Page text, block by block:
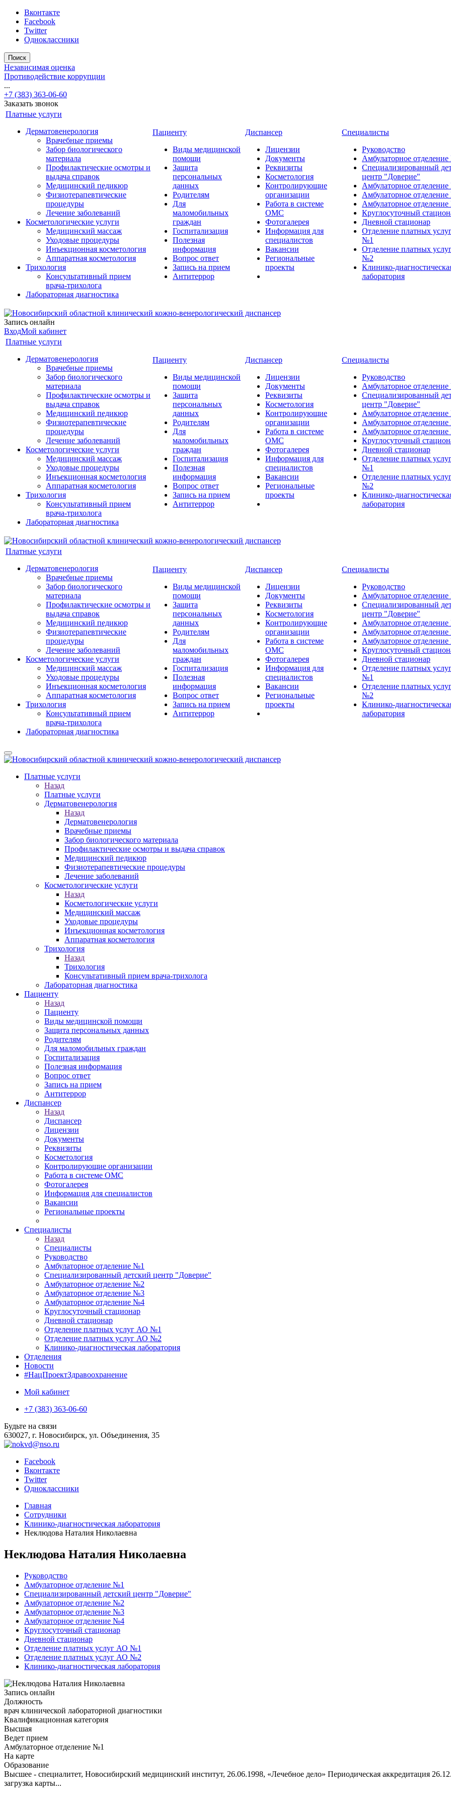
Вконтакте
Facebook
Twitter
Одноклассники
Поиск
Независимая оценка
Противодействие коррупции
...
+7 (383) 363-06-60
Заказать звонок
Платные услуги
Дерматовенерология
Врачебные приемы
Забор биологического
материала
Профилактические осмотры и
выдача справок
Медицинский педикюр
Физиотерапевтические
процедуры
Лечение заболеваний
Косметологические услуги
Медицинский массаж
Уходовые процедуры
Инъекционная косметология
Аппаратная косметология
Трихология
Консультативный прием
врача-трихолога
Лабораторная диагностика
Пациенту
Виды медицинской
помощи
Защита
персональных
данных
Родителям
Для
маломобильных
граждан
Госпитализация
Полезная
информация
Вопрос ответ
Запись на прием
Антитеррор
Диспансер
Лицензии
Документы
Реквизиты
Косметология
Контролирующие
организации
Работа в системе
ОМС
Фотогалерея
Информация для
специалистов
Вакансии
Региональные
проекты
Специалисты
Руководство
Амбулаторное
Специализированный
центр "Доверие"
Амбулаторное
Амбулаторное
Амбулаторное
Круглосуточный
Дневной стационар
Отделение платных
№1
Отделение платных
№2
Клинико-
лаборатория
Запись онлайн
ВходМой кабинет
Платные услуги
Дерматовенерология
Врачебные приемы
Забор биологического
материала
Профилактические осмотры и
выдача справок
Медицинский педикюр
Физиотерапевтические
процедуры
Лечение заболеваний
Косметологические услуги
Медицинский массаж
Уходовые процедуры
Инъекционная косметология
Аппаратная косметология
Трихология
Консультативный прием
врача-трихолога
Лабораторная диагностика
Пациенту
Виды медицинской
помощи
Защита
персональных
данных
Родителям
Для
маломобильных
граждан
Госпитализация
Полезная
информация
Вопрос ответ
Запись на прием
Антитеррор
Диспансер
Лицензии
Документы
Реквизиты
Косметология
Контролирующие
организации
Работа в системе
ОМС
Фотогалерея
Информация для
специалистов
Вакансии
Региональные
проекты
Специалисты
Руководство
Амбулаторное
Специализированный
центр "Доверие"
Амбулаторное
Амбулаторное
Амбулаторное
Круглосуточный
Дневной стационар
Отделение платных
№1
Отделение платных
№2
Клинико-
лаборатория
Платные услуги
Дерматовенерология
Врачебные приемы
Забор биологического
материала
Профилактические осмотры и
выдача справок
Медицинский педикюр
Физиотерапевтические
процедуры
Лечение заболеваний
Косметологические услуги
Медицинский массаж
Уходовые процедуры
Инъекционная косметология
Аппаратная косметология
Трихология
Консультативный прием
врача-трихолога
Лабораторная диагностика
Пациенту
Виды медицинской
помощи
Защита
персональных
данных
Родителям
Для
маломобильных
граждан
Госпитализация
Полезная
информация
Вопрос ответ
Запись на прием
Антитеррор
Диспансер
Лицензии
Документы
Реквизиты
Косметология
Контролирующие
организации
Работа в системе
ОМС
Фотогалерея
Информация для
специалистов
Вакансии
Региональные
проекты
Специалисты
Руководство
Амбулаторное
Специализированный
центр "Доверие"
Амбулаторное
Амбулаторное
Амбулаторное
Круглосуточный
Дневной стационар
Отделение платных
№1
Отделение платных
№2
Клинико-
лаборатория
Платные услуги
Назад
Платные услуги
Дерматовенерология
Назад
Дерматовенерология
Врачебные приемы
Забор биологического материала
Профилактические осмотры и выдача справок
Медицинский педикюр
Физиотерапевтические процедуры
Лечение заболеваний
Косметологические услуги
Назад
Косметологические услуги
Медицинский массаж
Уходовые процедуры
Инъекционная косметология
Аппаратная косметология
Трихология
Назад
Трихология
Консультативный прием врача-трихолога
Лабораторная диагностика
Пациенту
Назад
Пациенту
Виды медицинской помощи
Защита персональных данных
Родителям
Для маломобильных граждан
Госпитализация
Полезная информация
Вопрос ответ
Запись на прием
Антитеррор
Диспансер
Назад
Диспансер
Лицензии
Документы
Реквизиты
Косметология
Контролирующие организации
Работа в системе ОМС
Фотогалерея
Информация для специалистов
Вакансии
Региональные проекты
Специалисты
Назад
Специалисты
Руководство
Амбулаторное отделение №1
Специализированный детский центр "Доверие"
Амбулаторное отделение №2
Амбулаторное отделение №3
Амбулаторное отделение №4
Круглосуточный стационар
Дневной стационар
Отделение платных услуг АО №1
Отделение платных услуг АО №2
Клинико-диагностическая лаборатория
Отделения
Новости
#НацПроектЗдравоохранение
Мой кабинет
+7 (383) 363-06-60
Будьте на связи
630027, г. Новосибирск, ул. Объединения, 35
Facebook
Вконтакте
Twitter
Одноклассники
Главная
Сотрудники
Клинико-диагностическая лаборатория
Неклюдова Наталия Николаевна
Неклюдова Наталия Николаевна
Руководство
Амбулаторное отделение №1
Специализированный детский центр "Доверие"
Амбулаторное отделение №2
Амбулаторное отделение №3
Амбулаторное отделение №4
Круглосуточный стационар
Дневной стационар
Отделение платных услуг АО №1
Отделение платных услуг АО №2
Клинико-диагностическая лаборатория
Запись онлайн
Должность
врач клинической лабораторной диагностики
Квалификационная категория
Высшая
Ведет прием
Амбулаторное отделение №1
На карте
Образование
Высшее - специалитет, Новосибирский медицинский институт, 26.06.1998, «Лечебное дело» Периодическая аккредитация
загрузка карты...